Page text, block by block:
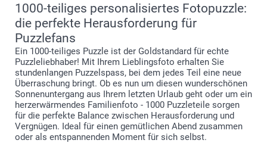
1000-teiliges personalisiertes Fotopuzzle:
die perfekte Herausforderung für
Puzzlefans
Ein 1000-teiliges Puzzle ist der Goldstandard für echte
Puzzleliebhaber! Mit Ihrem Lieblingsfoto erhalten Sie
stundenlangen Puzzelspass, bei dem jedes Teil eine neue
Überraschung bringt. Ob es nun um diesen wunderschönen
Sonnenuntergang aus Ihrem letzten Urlaub geht oder um ein
herzerwärmendes Familienfoto - 1000 Puzzleteile sorgen
für die perfekte Balance zwischen Herausforderung und
Vergnügen. Ideal für einen gemütlichen Abend zusammen
oder als entspannenden Moment für sich selbst.